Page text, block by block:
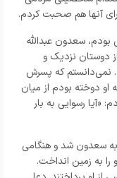
آنها هم صحبت کردم.
سعدون عبدالله
دوستان نزدیک و
نمی‌دانستم که پسرش
او دوخته بودم از میان
«آیا رسوایی به بار
سعدون شد و هنگامی
به زمین انداخت.